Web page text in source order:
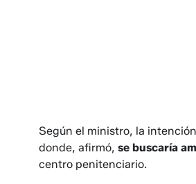
Según el ministro, la
donde, afirmó, se buscaría
centro penitenciario.